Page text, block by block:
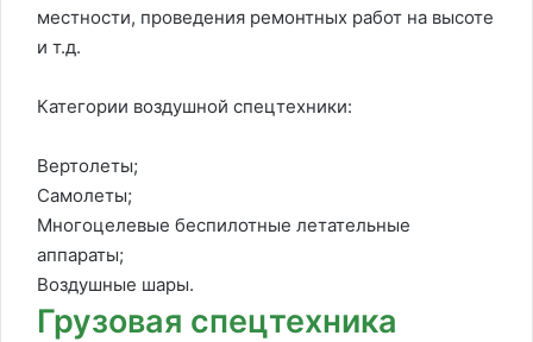
местности, проведения ремонтных работ на высоте
и т.д.
Категории воздушной спецтехники:
Вертолеты;
Самолеты;
Многоцелевые беспилотные летательные
аппараты;
Воздушные шары.
Грузовая спецтехника